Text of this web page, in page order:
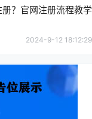
？官网注册流程教学
2024-9-12 18:12:29